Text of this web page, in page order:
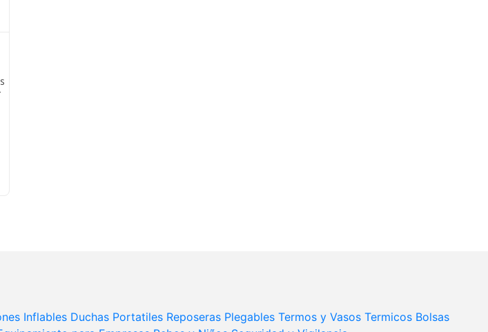
Inflables Duchas Portatiles Reposeras Plegables Termos y Vasos Termicos Bolsas